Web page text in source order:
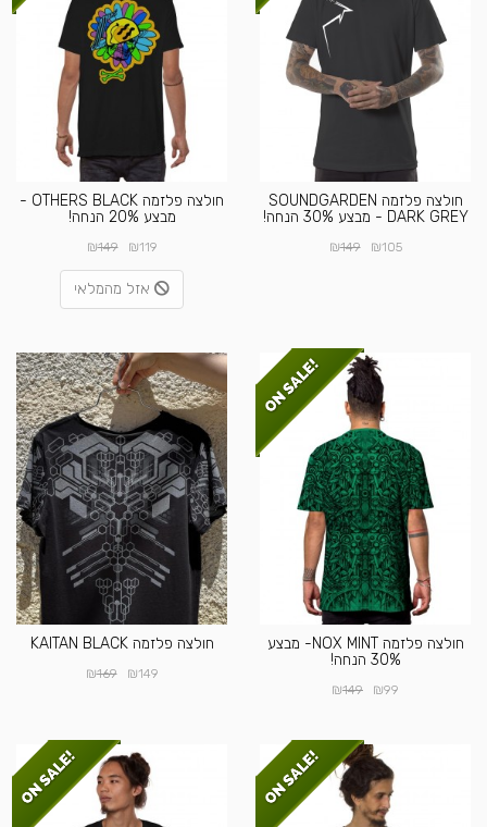
חולצה פלזמה SOUNDGARDEN
DARK GREY - מבצע 30% הנחה!
₪105
₪149
חולצה פלזמה OTHERS BLACK -
מבצע 20% הנחה!
₪119
₪149
אזל מהמלאי
חולצה פלזמה NOX MINT- מבצע
30% הנחה!
₪99
₪149
חולצה פלזמה KAITAN BLACK
₪149
₪169